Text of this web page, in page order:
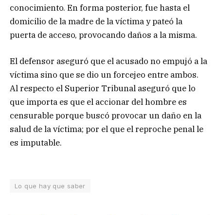
conocimiento. En forma posterior, fue hasta el
domicilio de la madre de la víctima y pateó la
puerta de acceso, provocando daños a la misma.
El defensor aseguró que el acusado no empujó a la
víctima sino que se dio un forcejeo entre ambos.
Al respecto el Superior Tribunal aseguró que lo
que importa es que el accionar del hombre es
censurable porque buscó provocar un daño en la
salud de la víctima; por el que el reproche penal le
es imputable.
Lo que hay que saber